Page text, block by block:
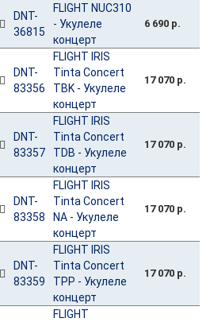
DNT-
36815
FLIGHT NUC310
- Укулеле
концерт
6 690 р.
DNT-
83356
FLIGHT IRIS
Tinta Concert
TBK - Укулеле
концерт
17 070 р.
DNT-
83357
FLIGHT IRIS
Tinta Concert
TDB - Укулеле
концерт
17 070 р.
DNT-
83358
FLIGHT IRIS
Tinta Concert
NA - Укулеле
концерт
17 070 р.
DNT-
83359
FLIGHT IRIS
Tinta Concert
TPP - Укулеле
концерт
17 070 р.
FLIGHT